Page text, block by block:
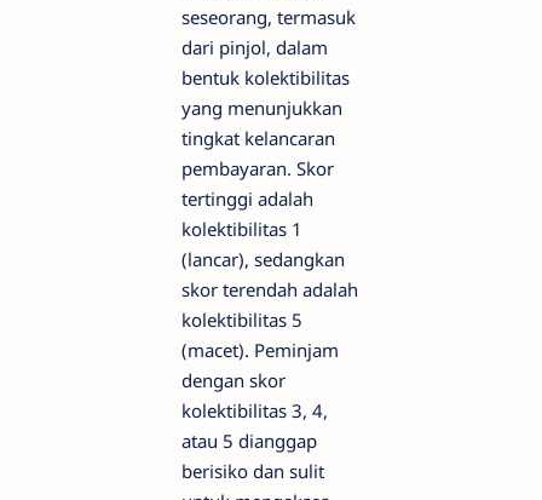
seseorang, termasuk
dari pinjol, dalam
bentuk kolektibilitas
yang menunjukkan
tingkat kelancaran
pembayaran. Skor
tertinggi adalah
kolektibilitas 1
(lancar), sedangkan
skor terendah adalah
kolektibilitas 5
(macet). Peminjam
dengan skor
kolektibilitas 3, 4,
atau 5 dianggap
berisiko dan sulit